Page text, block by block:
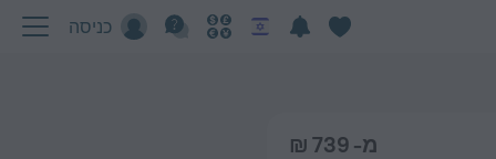
כניסה
מ- 739 ₪